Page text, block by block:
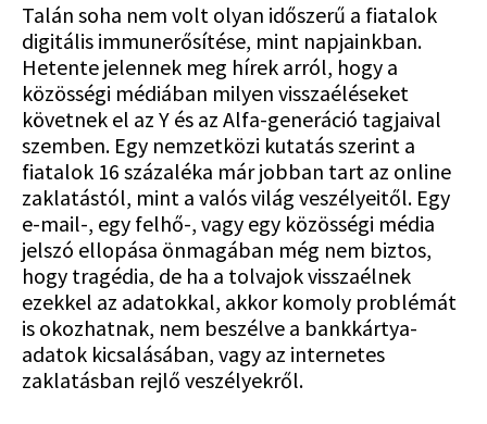
Talán soha nem volt olyan időszerű a fiatalok
digitális immunerősítése, mint napjainkban.
Hetente jelennek meg hírek arról, hogy a
közösségi médiában milyen visszaéléseket
követnek el az Y és az Alfa-generáció tagjaival
szemben. Egy nemzetközi kutatás szerint a
fiatalok 16 százaléka már jobban tart az online
zaklatástól, mint a valós világ veszélyeitől. Egy
e-mail-, egy felhő-, vagy egy közösségi média
jelszó ellopása önmagában még nem biztos,
hogy tragédia, de ha a tolvajok visszaélnek
ezekkel az adatokkal, akkor komoly problémát
is okozhatnak, nem beszélve a bankkártya-
adatok kicsalásában, vagy az internetes
zaklatásban rejlő veszélyekről.